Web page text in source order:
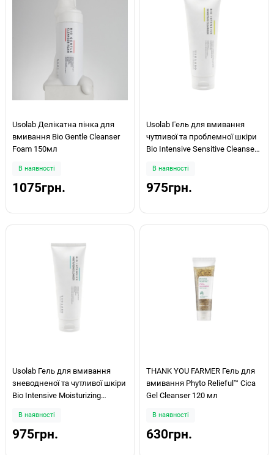
Usolab Делікатна пінка для
вмивання Bio Gentle Cleanser
Foam 150мл
В наявності
1075грн.
Usolab Гель для вмивання
чутливої та проблемної шкіри
Bio Intensive Sensitive Cleanser
В наявності
975грн.
Usolab Гель для вмивання
зневодненої та чутливої шкіри
Bio Intensive Moisturizing
В наявності
975грн.
THANK YOU FARMER Гель для
вмивання Phyto Relieful™ Cica
Gel Cleanser 120 мл
В наявності
630грн.